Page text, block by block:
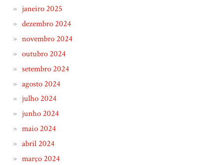
janeiro 2025
dezembro 2024
novembro 2024
outubro 2024
setembro 2024
agosto 2024
julho 2024
junho 2024
maio 2024
abril 2024
março 2024